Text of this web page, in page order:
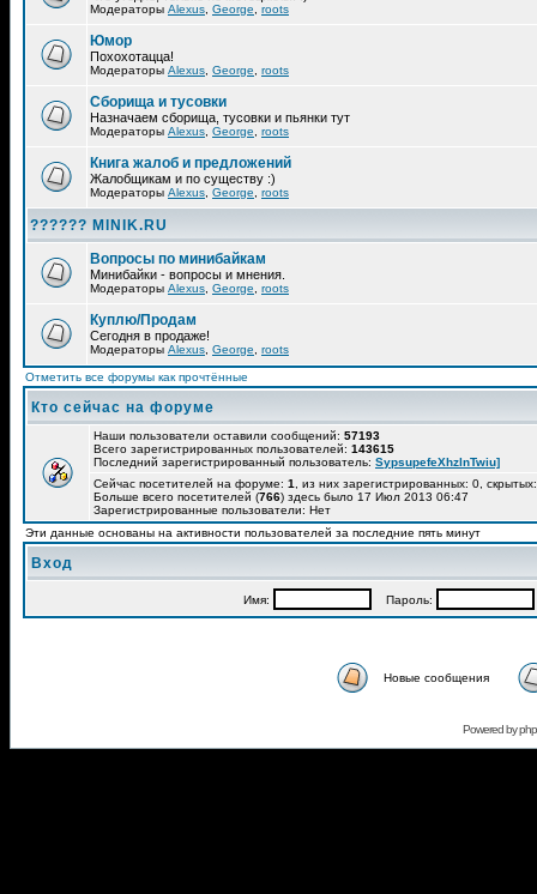
Модераторы Alexus George roots
Юмор
Похохотацца!
Модераторы Alexus George roots
Сборища и тусовки
Назначаем сборища, тусовки и пьянки тут
Модераторы Alexus George roots
Книга жалоб и предложений
Жалобщикам и по существу :)
Модераторы Alexus George roots
?????? MINIK.RU
Вопросы по минибайкам
Минибайки - вопросы и мнения.
Модераторы Alexus George roots
Куплю/Продам
Сегодня в продаже!
Модераторы Alexus George roots
Отметить все форумы как прочтённые
Кто сейчас на форуме
Наши пользователи оставили сообщений: 57193
Всего зарегистрированных пользователей: 143615
Последний зарегистрированный пользователь: SypsupefeXhzlnTwiu]
Сейчас посетителей на форуме: 1
, из них зарегистрированных: 0,
Больше всего посетителей (766) здесь было 17 Июл 2013 06:47
Зарегистрированные пользователи: Нет
Эти данные основаны на активности пользователей за последние пять минут
Вход
Имя: Пароль:
Новые сообщения
Powered by